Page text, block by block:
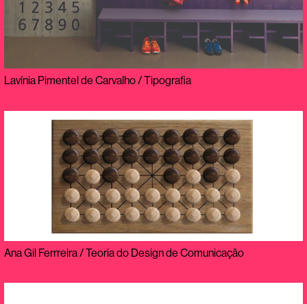
Lavínia Pimentel de Carvalho / Tipografia
Ana Gil Ferrreira / Teoria do Design de Comunicação